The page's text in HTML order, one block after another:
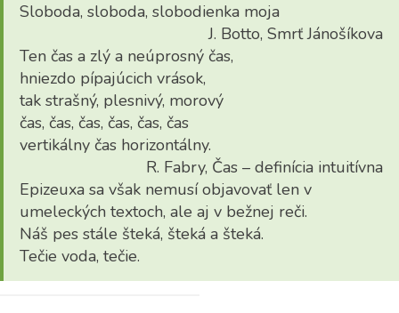
Sloboda, sloboda, slobodienka moja
J. Botto, Smrť Jánošíkova
Ten čas a zlý a neúprosný čas,
hniezdo pípajúcich vrások,
tak strašný, plesnivý, morový
čas, čas, čas, čas, čas, čas
vertikálny čas horizontálny.
R. Fabry, Čas – definícia intuitívna
Epizeuxa sa však nemusí objavovať len v
umeleckých textoch, ale aj v bežnej reči.
Náš pes stále šteká, šteká a šteká.
Tečie voda, tečie.